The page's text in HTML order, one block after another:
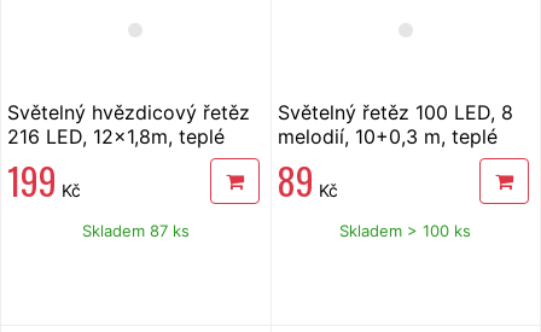
Světelný hvězdicový řetěz
216 LED, 12x1,8m, teplé
199 Kč
Skladem 87 ks
Světelný řetěz 100 LED, 8
melodií, 10+0,3 m, teplé
89 Kč
Skladem > 100 ks